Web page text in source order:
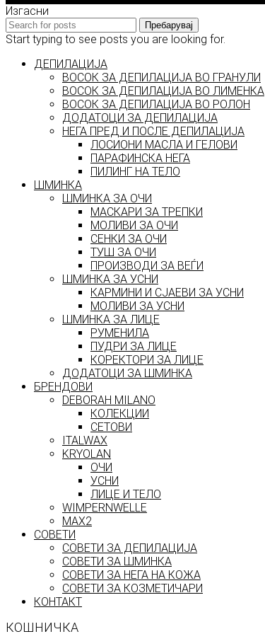
Изгасни
Пребарувај
Start typing to see posts you are looking for.
ДЕПИЛАЦИЈА
ВОСОК ЗА ДЕПИЛАЦИЈА ВО ГРАНУЛИ
ВОСОК ЗА ДЕПИЛАЦИЈА ВО ЛИМЕНКА
ВОСОК ЗА ДЕПИЛАЦИЈА ВО РОЛОН
ДОДАТОЦИ ЗА ДЕПИЛАЦИЈА
НЕГА ПРЕД И ПОСЛЕ ДЕПИЛАЦИЈА
ЛОСИОНИ МАСЛА И ГЕЛОВИ
ПАРАФИНСКА НЕГА
ПИЛИНГ НА ТЕЛО
ШМИНКА
ШМИНКА ЗА ОЧИ
МАСКАРИ ЗА ТРЕПКИ
МОЛИВИ ЗА ОЧИ
СЕНКИ ЗА ОЧИ
ТУШ ЗА ОЧИ
ПРОИЗВОДИ ЗА ВЕЃИ
ШМИНКА ЗА УСНИ
КАРМИНИ И СЈАЕВИ ЗА УСНИ
МОЛИВИ ЗА УСНИ
ШМИНКА ЗА ЛИЦЕ
РУМЕНИЛА
ПУДРИ ЗА ЛИЦЕ
КОРЕКТОРИ ЗА ЛИЦЕ
ДОДАТОЦИ ЗА ШМИНКА
БРЕНДОВИ
DEBORAH MILANO
КОЛЕКЦИИ
СЕТОВИ
ITALWAX
KRYOLAN
ОЧИ
УСНИ
ЛИЦЕ И ТЕЛО
WIMPERNWELLE
MAX2
СОВЕТИ
СОВЕТИ ЗА ДЕПИЛАЦИЈА
СОВЕТИ ЗА ШМИНКА
СОВЕТИ ЗА НЕГА НА КОЖА
СОВЕТИ ЗА КОЗМЕТИЧАРИ
КОНТАКТ
КОШНИЧКА